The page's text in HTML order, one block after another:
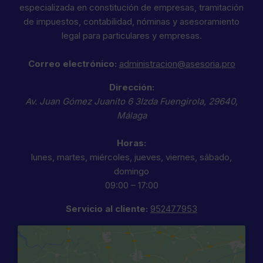
especializada en constitución de empresas, tramitación
de impuestos, contabilidad, nóminas y asesoramiento
legal para particulares y empresas.
Correo electrónico: administracion@asesoria.pro
Dirección:
Av. Juan Gómez Juanito 6 3Izda Fuengirola, 29640,
Málaga
Horas:
lunes, martes, miércoles, jueves, viernes, sábado,
domingo
09:00 – 17:00
Servicio al cliente: 952477953